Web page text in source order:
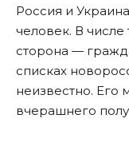
Россия и
человек. В числе
сторона —
списках
неизвестно. Его
вчерашнего